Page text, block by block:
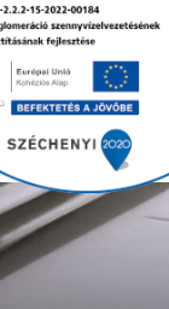
Ügyintézés
Kultúra